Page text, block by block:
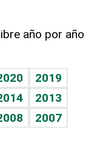
año por año
2019
2013
2007